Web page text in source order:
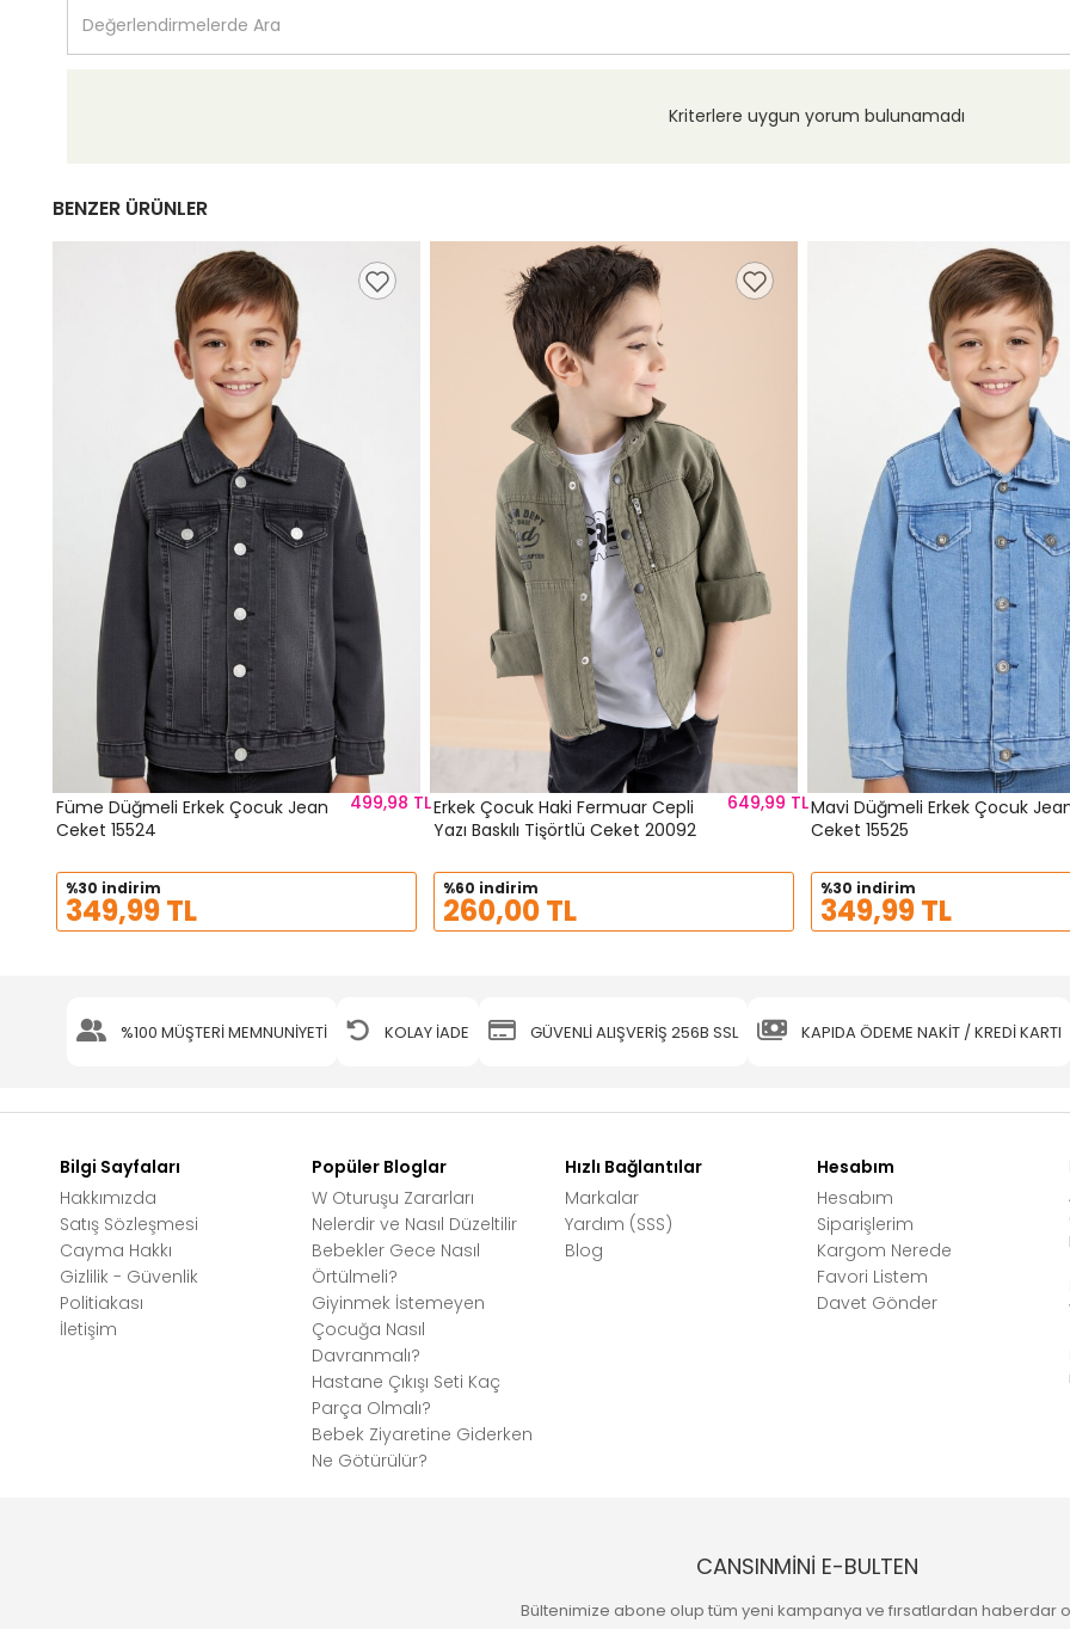
Kriterlere uygun yorum bulunamadı
BENZER ÜRÜNLER
Füme Düğmeli Erkek Çocuk Jean
Ceket 15524
499,98 TL
%30 indirim
349,99 TL
Erkek Çocuk Haki Fermuar Cepli
Yazı Baskılı Tişörtlü Ceket 20092
649,99 TL
%60 indirim
260,00 TL
Mavi Düğmeli Erkek Çocuk
Ceket 15525
%30 indirim
349,99 TL
%100 MÜŞTERİ MEMNUNİYETİ KOLAY İADE GÜVENLİ ALIŞVERİŞ 256B SSL KAPIDA ÖDEME NAKİT / KREDİ KARTI
Bilgi Sayfaları
Hakkımızda
Satış Sözleşmesi
Cayma Hakkı
Gizlilik - Güvenlik
Politiakası
İletişim
Popüler Bloglar
W Oturuşu Zararları
Nelerdir ve Nasıl Düzeltilir
Bebekler Gece Nasıl
Örtülmeli?
Giyinmek İstemeyen
Çocuğa Nasıl
Davranmalı?
Hastane Çıkışı Seti Kaç
Parça Olmalı?
Bebek Ziyaretine Giderken
Ne Götürülür?
Hızlı Bağlantılar
Markalar
Yardım (SSS)
Blog
Hesabım
Hesabım
Siparişlerim
Kargom Nerede
Favori Listem
Davet Gönder
CANSINMİNİ E-BULTEN
Bültenimize abone olup tüm yeni kampanya ve fırsatlardan haberdar